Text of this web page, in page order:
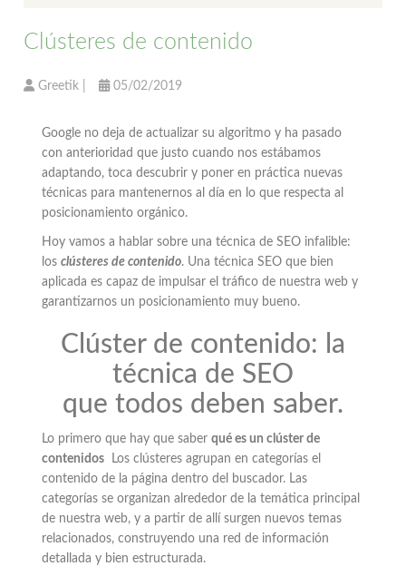
Clústeres de contenido
Greetik 05/02/2019
Google no deja de actualizar su algoritmo y ha pasado
con anterioridad que justo cuando nos estábamos
adaptando, toca descubrir y poner en práctica nuevas
técnicas para mantenernos al día en lo que respecta al
posicionamiento orgánico.
Hoy vamos a hablar sobre una técnica de SEO infalible:
losclústeres de contenido. Una técnica SEO que bien
aplicada es capaz de impulsar el tráfico de nuestra web y
garantizarnos un posicionamiento muy bueno.
Clúster de contenido: la
técnica de SEO
que todos deben saber.
Lo primero que hay que saberqué es un clúster de
contenidos Los clústeres agrupan en categorías el
contenido de la página dentro del buscador. Las
categorías se organizan alrededor de la temática principal
de nuestra web, y a partir de allí surgen nuevos temas
relacionados, construyendo una red de información
detallada y bien estructurada.